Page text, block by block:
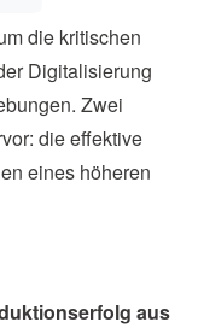
die kritischen
Digitalisierung
Zwei
die effektive
eines höheren
aus